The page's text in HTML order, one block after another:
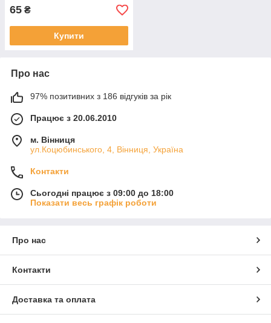
65 ₴
Купити
Про нас
97% позитивних з 186 відгуків за рік
Працює з 20.06.2010
м. Вінниця
ул.Коцюбинського, 4, Вінниця, Україна
Контакти
Сьогодні працює з 09:00 до 18:00
Показати весь графік роботи
Про нас
Контакти
Доставка та оплата